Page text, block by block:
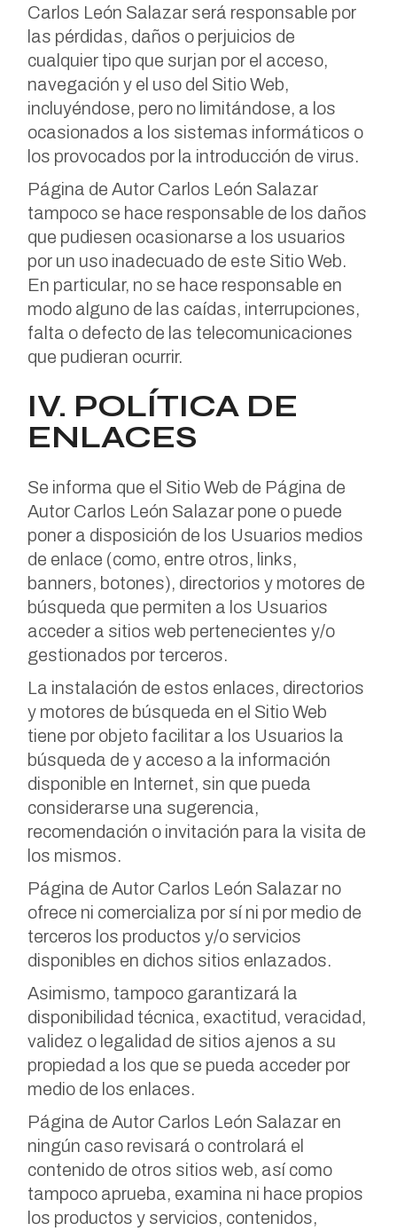
Carlos León Salazar será responsable por
las pérdidas, daños o perjuicios de
cualquier tipo que surjan por el acceso,
navegación y el uso del Sitio Web,
incluyéndose, pero no limitándose, a los
ocasionados a los sistemas informáticos o
los provocados por la introducción de virus.
Página de Autor Carlos León Salazar
tampoco se hace responsable de los daños
que pudiesen ocasionarse a los usuarios
por un uso inadecuado de este Sitio Web.
En particular, no se hace responsable en
modo alguno de las caídas, interrupciones,
falta o defecto de las telecomunicaciones
que pudieran ocurrir.
IV. POLÍTICA DE
ENLACES
Se informa que el Sitio Web de Página de
Autor Carlos León Salazar pone o puede
poner a disposición de los Usuarios medios
de enlace (como, entre otros, links,
banners, botones), directorios y motores de
búsqueda que permiten a los Usuarios
acceder a sitios web pertenecientes y/o
gestionados por terceros.
La instalación de estos enlaces, directorios
y motores de búsqueda en el Sitio Web
tiene por objeto facilitar a los Usuarios la
búsqueda de y acceso a la información
disponible en Internet, sin que pueda
considerarse una sugerencia,
recomendación o invitación para la visita de
los mismos.
Página de Autor Carlos León Salazar no
ofrece ni comercializa por sí ni por medio de
terceros los productos y/o servicios
disponibles en dichos sitios enlazados.
Asimismo, tampoco garantizará la
disponibilidad técnica, exactitud, veracidad,
validez o legalidad de sitios ajenos a su
propiedad a los que se pueda acceder por
medio de los enlaces.
Página de Autor Carlos León Salazar en
ningún caso revisará o controlará el
contenido de otros sitios web, así como
tampoco aprueba, examina ni hace propios
los productos y servicios, contenidos,